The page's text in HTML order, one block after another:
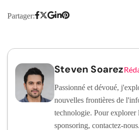
Partager:
Steven Soarez
Passionné et dévoué,
nouvelles frontières de
technologie. Pour explorer
sponsoring, contactez-nous.